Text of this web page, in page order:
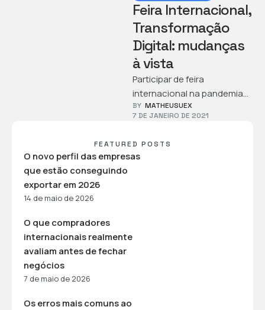
Feira Internacional,
Transformação
Digital: mudanças
à vista
Participar de feira
internacional na pandemia
não é fácil. Incertezas com
adiamentos e
transformação digital de …
BY MATHEUSUEX
7 DE JANEIRO DE 2021
FEATURED POSTS
O novo perfil das empresas
que estão conseguindo
exportar em 2026
14 de maio de 2026
O que compradores
internacionais realmente
avaliam antes de fechar
negócios
7 de maio de 2026
Os erros mais comuns ao